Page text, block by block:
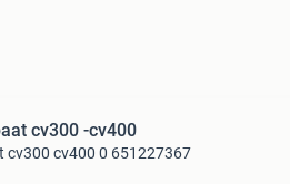
cv300 -cv400
cv300 cv400 0 651227367